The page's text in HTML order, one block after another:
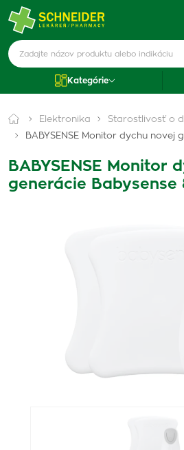
Kategórie
Elektronika Starostlivosť o
BABYSENSE Monitor dychu novej
BABYSENSE Monitor
generácie Babysense